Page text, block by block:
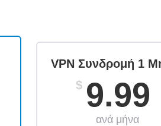
VPN Συνδρομή 1
$ 9.99
ανά μήνα